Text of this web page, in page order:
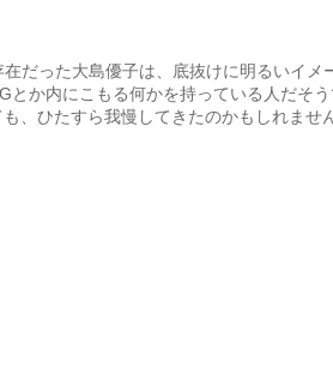
だった大島優子は、底抜けに明るいイメ
とか内にこもる何かを持っている人だそう
、ひたすら我慢してきたのかもしれません